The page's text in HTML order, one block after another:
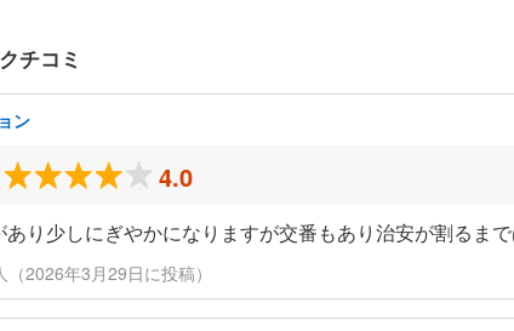
チコミ
ン
4.0
り少しにぎやかになりますが交番もあり治安が割るまで
2026年3月29日に投稿）